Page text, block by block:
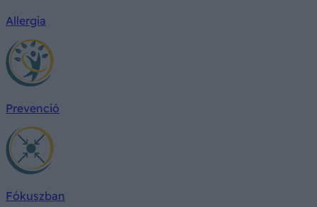
Allergia
Prevenció
Fókuszban